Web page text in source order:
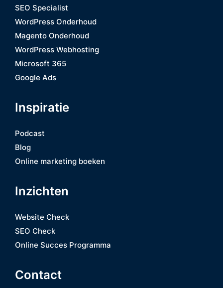
SEO Specialist
WordPress Onderhoud
Magento Onderhoud
WordPress Webhosting
Microsoft 365
Google Ads
Inspiratie
Podcast
Blog
Online marketing boeken
Inzichten
Website Check
SEO Check
Online Succes Programma
Contact